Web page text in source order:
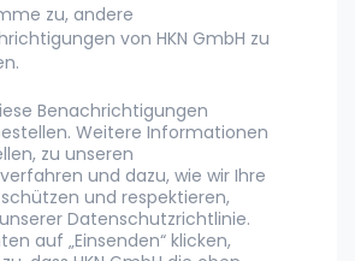
zu, andere
von HKN GmbH zu
Benachrichtigungen
Weitere Informationen
zu unseren
und dazu, wie wir Ihre
und respektieren,
Datenschutzrichtlinie.
auf „Einsenden“ klicken,